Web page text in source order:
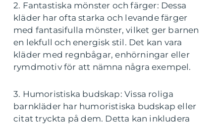
2. Fantastiska mönster och färger: Dessa
kläder har ofta starka och levande färger
med fantasifulla mönster, vilket ger barnen
en lekfull och energisk stil. Det kan vara
kläder med regnbågar, enhörningar eller
rymdmotiv för att nämna några exempel.
3. Humoristiska budskap: Vissa roliga
barnkläder har humoristiska budskap eller
citat tryckta på dem. Detta kan inkludera